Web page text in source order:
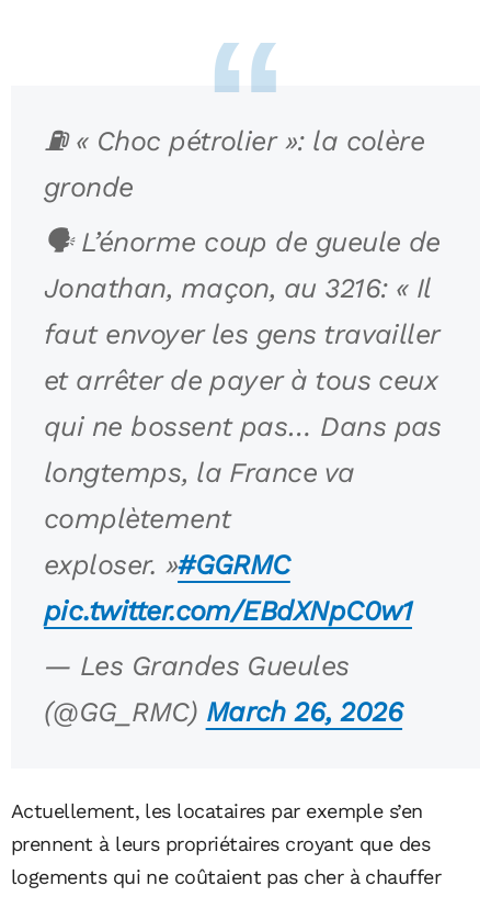
⛽ « Choc pétrolier »: la colère
gronde
🗣️ L’énorme coup de gueule de
Jonathan, maçon, au 3216: « Il
faut envoyer les gens travailler
et arrêter de payer à tous ceux
qui ne bossent pas… Dans pas
longtemps, la France va
complètement
exploser. »#GGRMC
pic.twitter.com/EBdXNpC0w1
— Les Grandes Gueules
(@GG_RMC) March 26, 2026
Actuellement, les locataires par exemple s’en
prennent à leurs propriétaires croyant que des
logements qui ne coûtaient pas cher à chauffer